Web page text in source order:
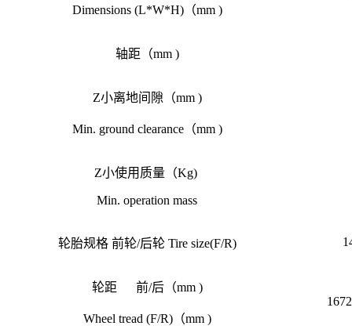
Dimensions (L*W*H)（mm )
轴距（mm )
Z小离地间隙（mm )
Min. ground clearance（mm )
Z小使用质量（Kg)
Min. operation mass
轮胎规格 前轮/后轮Tire size(F/R)
轮距 前/后（mm )
Wheel tread (F/R)（mm )